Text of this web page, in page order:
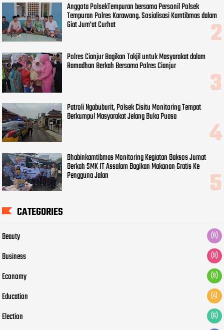
Anggota PolsekTempuran bersama Personil Polsek
Tempuran Polres Karawang. Sosialisasi Kamtibmas dalam
Giat Jum'at Curhat
Polres Cianjur Bagikan Takjil untuk Masyarakat dalam
Ramadhan Berkah Bersama Polres Cianjur
Patroli Ngabuburit, Polsek Cisitu Monitoring Tempat
Berkumpul Masyarakat Jelang Buka Puasa
Bhabinkamtibmas Monitoring Kegiatan Baksos Jumat
Berkah SMK IT Assalam Bagikan Makanan Gratis Ke
Pengguna Jalan
CATEGORIES
Beauty (8)
Business (9)
Economy (9)
Education (4)
Election (6)